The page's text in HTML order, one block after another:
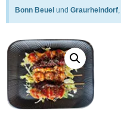
Bonn Beuel und Graurheindorf,